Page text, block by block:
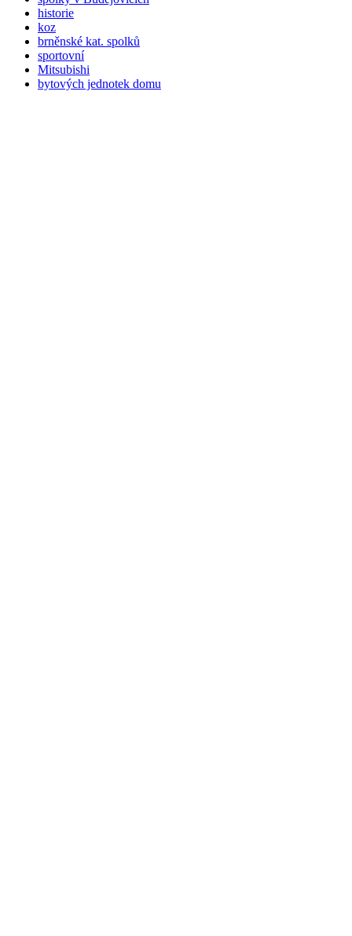
historie
koz
brněnské kat. spolků
sportovní
Mitsubishi
bytových jednotek domu